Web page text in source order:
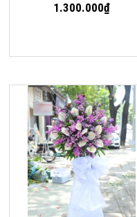
1.300.000₫